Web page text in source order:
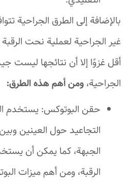
بالإضافة إلى الطرق الجراحية
غير الجراحية لعملية نحت
أقل غزوًا إلا أن نتائجها ليست
الجراحية، ومن أهم هذه الطرق:
حقن البوتوكس: يستخدم
التجاعيد حول العينين
الجبهة، كما يمكن أن
الرقبة، ومن أهم ميزات